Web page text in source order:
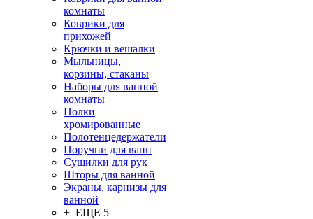
комнаты
Коврики для
прихожей
Крючки и вешалки
Мыльницы,
корзины, стаканы
Наборы для ванной
комнаты
Полки
хромированные
Полотенцедержатели
Поручни для ванн
Сушилки для рук
Шторы для ванной
Экраны, карнизы для
ванной
+ ЕЩЕ 5